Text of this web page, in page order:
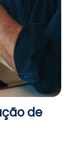
de